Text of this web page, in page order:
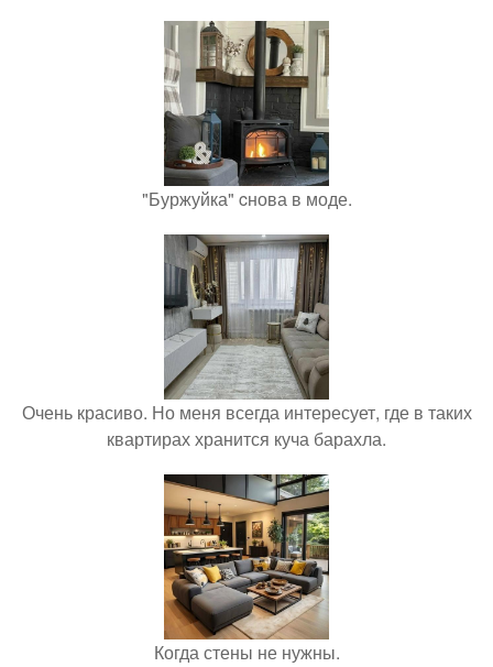
"Буржуйка" cнова в моде.
Очень красиво. Но меня всегда интересует, где в таких
квартирах хранится куча барахла.
Когда стены не нужны.